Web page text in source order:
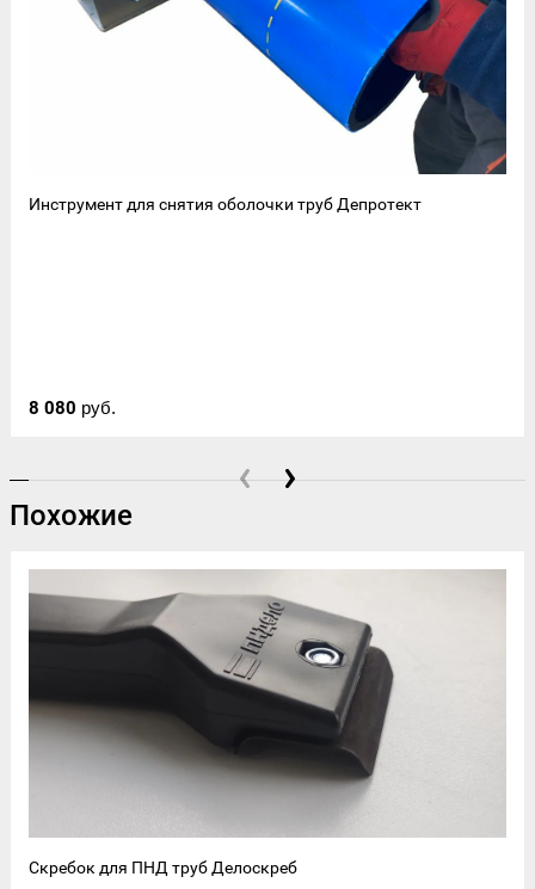
Инструмент для снятия оболочки труб Депротект
8 080 руб.
Похожие
Скребок для ПНД труб Делоскреб